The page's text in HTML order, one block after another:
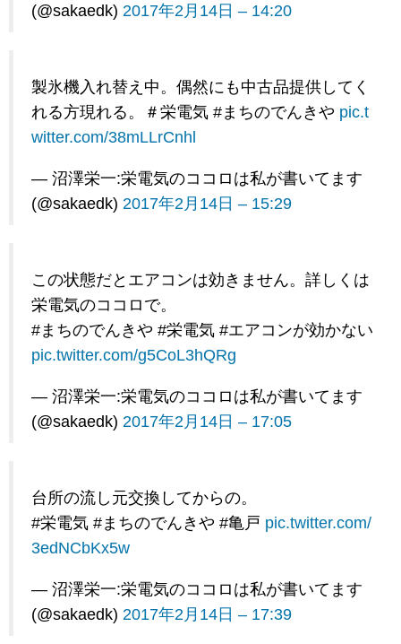
(@sakaedk) 2017年2月14日 – 14:20
製氷機入れ替え中。偶然にも中古品提供してく
れる方現れる。＃栄電気 #まちのでんきや pic.t
witter.com/38mLLrCnhl
— 沼澤栄一:栄電気のココロは私が書いてます
(@sakaedk) 2017年2月14日 – 15:29
この状態だとエアコンは効きません。詳しくは
栄電気のココロで。
#まちのでんきや #栄電気 #エアコンが効かない
pic.twitter.com/g5CoL3hQRg
— 沼澤栄一:栄電気のココロは私が書いてます
(@sakaedk) 2017年2月14日 – 17:05
台所の流し元交換してからの。
#栄電気 #まちのでんきや #亀戸 pic.twitter.com/
3edNCbKx5w
— 沼澤栄一:栄電気のココロは私が書いてます
(@sakaedk) 2017年2月14日 – 17:39